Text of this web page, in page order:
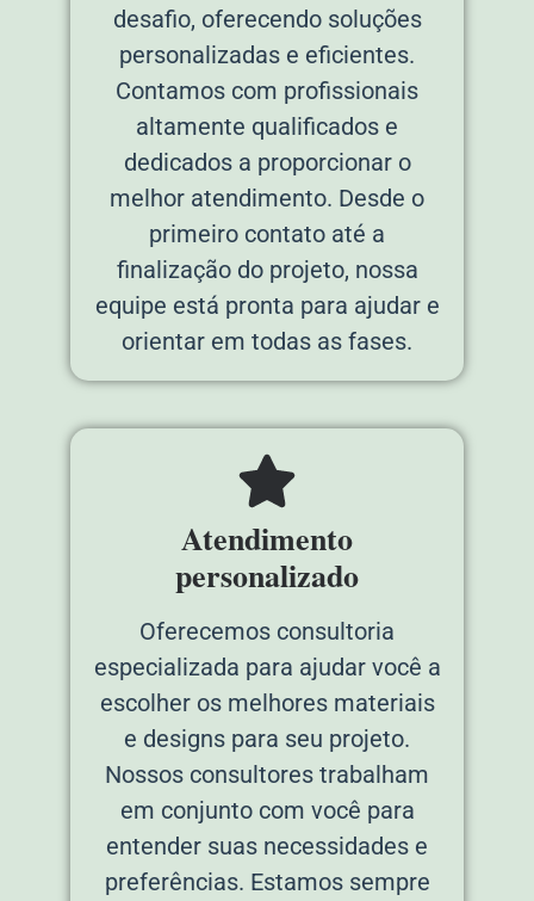
desafio, oferecendo soluções
personalizadas e eficientes.
Contamos com profissionais
altamente qualificados e
dedicados a proporcionar o
melhor atendimento. Desde o
primeiro contato até a
finalização do projeto, nossa
equipe está pronta para ajudar e
orientar em todas as fases.
Atendimento
personalizado
Oferecemos consultoria
especializada para ajudar você a
escolher os melhores materiais
e designs para seu projeto.
Nossos consultores trabalham
em conjunto com você para
entender suas necessidades e
preferências. Estamos sempre